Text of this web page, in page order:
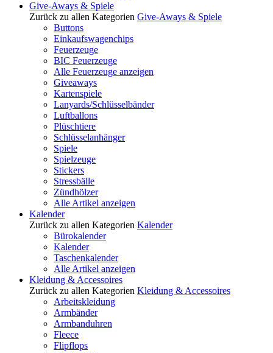
Give-Aways & Spiele
Zurück zu allen Kategorien Give-Aways & Spiele
Buttons
Einkaufswagenchips
Feuerzeuge
BIC Feuerzeuge
Alle Feuerzeuge anzeigen
Giveaways
Kartenspiele
Lanyards/Schlüsselbänder
Luftballons
Plüschtiere
Schlüsselanhänger
Spiele
Spielzeuge
Stickers
Stressbälle
Zündhölzer
Alle Artikel anzeigen
Kalender
Zurück zu allen Kategorien Kalender
Bürokalender
Kalender
Taschenkalender
Alle Artikel anzeigen
Kleidung & Accessoires
Zurück zu allen Kategorien Kleidung & Accessoires
Arbeitskleidung
Armbänder
Armbanduhren
Fleece
Flipflops